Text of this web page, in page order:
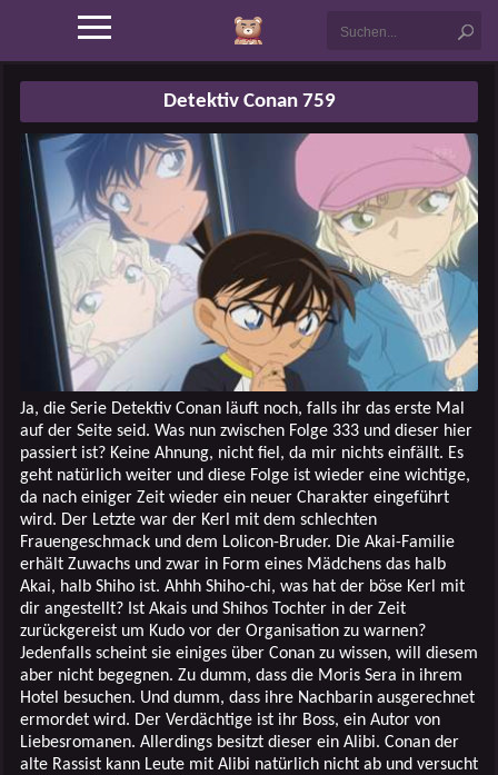
Detektiv Conan 759
Ja, die Serie Detektiv Conan läuft noch, falls ihr das erste Mal
auf der Seite seid. Was nun zwischen Folge 333 und dieser hier
passiert ist? Keine Ahnung, nicht fiel, da mir nichts einfällt. Es
geht natürlich weiter und diese Folge ist wieder eine wichtige,
da nach einiger Zeit wieder ein neuer Charakter eingeführt
wird. Der Letzte war der Kerl mit dem schlechten
Frauengeschmack und dem Lolicon-Bruder. Die Akai-Familie
erhält Zuwachs und zwar in Form eines Mädchens das halb
Akai, halb Shiho ist. Ahhh Shiho-chi, was hat der böse Kerl mit
dir angestellt? Ist Akais und Shihos Tochter in der Zeit
zurückgereist um Kudo vor der Organisation zu warnen?
Jedenfalls scheint sie einiges über Conan zu wissen, will diesem
aber nicht begegnen. Zu dumm, dass die Moris Sera in ihrem
Hotel besuchen. Und dumm, dass ihre Nachbarin ausgerechnet
ermordet wird. Der Verdächtige ist ihr Boss, ein Autor von
Liebesromanen. Allerdings besitzt dieser ein Alibi. Conan der
alte Rassist kann Leute mit Alibi natürlich nicht ab und versucht